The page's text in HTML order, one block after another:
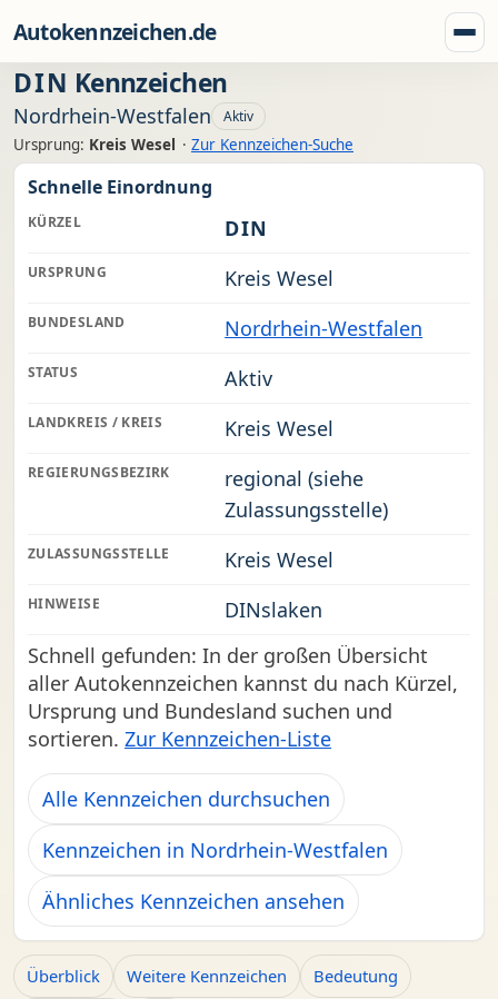
Autokennzeichen.de
DIN Kennzeichen
Nordrhein-Westfalen Aktiv
Ursprung: Kreis Wesel · Zur Kennzeichen-Suche
Schnelle Einordnung
KÜRZEL DIN
URSPRUNG Kreis Wesel
BUNDESLAND Nordrhein-Westfalen
STATUS Aktiv
LANDKREIS / KREIS Kreis Wesel
REGIERUNGSBEZIRK
regional (siehe
Zulassungsstelle)
ZULASSUNGSSTELLE Kreis Wesel
HINWEISE
DINslaken
Schnell gefunden: In der großen Übersicht
aller Autokennzeichen kannst du nach Kürzel,
Ursprung und Bundesland suchen und
sortieren. Zur Kennzeichen-Liste
Alle Kennzeichen durchsuchen
Kennzeichen in Nordrhein-Westfalen
Ähnliches Kennzeichen ansehen
Überblick Weitere Kennzeichen
Bedeutung